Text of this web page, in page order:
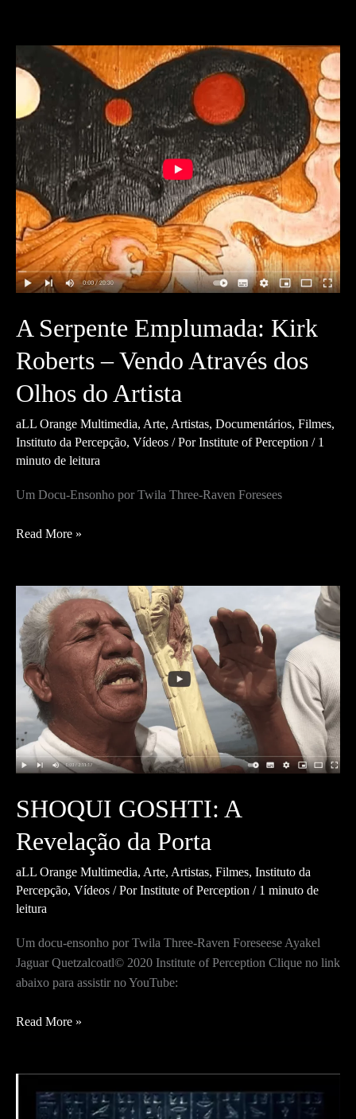
com
Jaguar
Quetzacoatl
e
Twila
Three-
Raven
Foresees
A Serpente Emplumada: Kirk
Roberts – Vendo Através dos
Olhos do Artista
aLL Orange Multimedia, Arte, Artistas, Documentários, Filmes,
Instituto da Percepção, Vídeos / PorInstitute of Perception / 1
minuto de leitura
Um Docu-Ensonho por Twila Three-Raven Foresees
A
Kirk
Roberts
–
Vendo
Através
dos
Olhos
do
Artista
Read More »
SHOQUI GOSHTI: A
Revelação da Porta
aLL Orange Multimedia, Arte, Artistas, Filmes, Instituto da
Percepção, Vídeos / PorInstitute of Perception / 1 minuto de
leitura
Um docu-ensonho por Twila Three-Raven Foreseese Ayakel
Jaguar Quetzalcoatl© 2020 Institute of Perception Clique no link
abaixo para assistir no YouTube:
SHOQUI
Read More »